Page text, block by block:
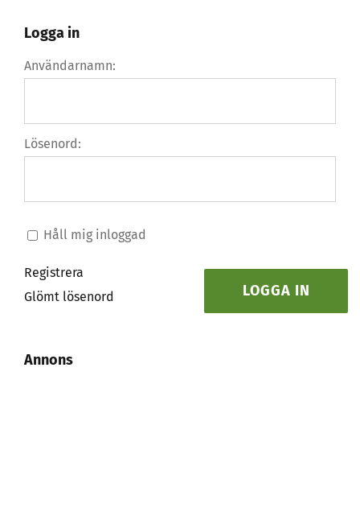
Logga in
Användarnamn:
Lösenord:
Håll mig inloggad
LOGGA IN
Registrera
Glömt lösenord
Annons